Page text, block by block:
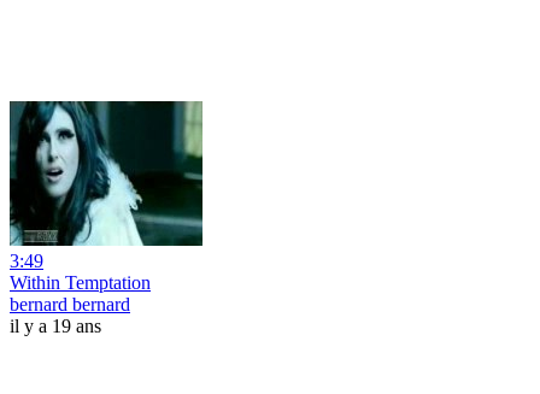
3:49
Within Temptation
bernard bernard
il y a 19 ans